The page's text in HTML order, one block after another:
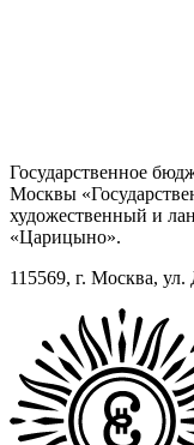
Государственное
Москвы
художественный и
«Царицыно».
115569, г. Москва, ул.